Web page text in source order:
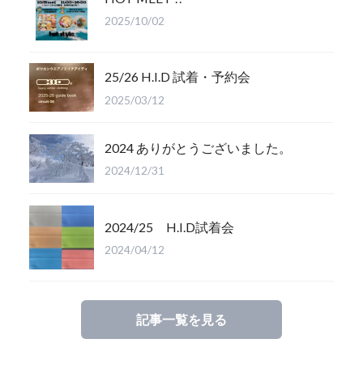
2025/10/02
25/26 H.I.D 試着・予約会
2025/03/12
2024 ありがとうございました。
2024/12/31
2024/25 H.I.D試着会
2024/04/12
記事一覧を見る